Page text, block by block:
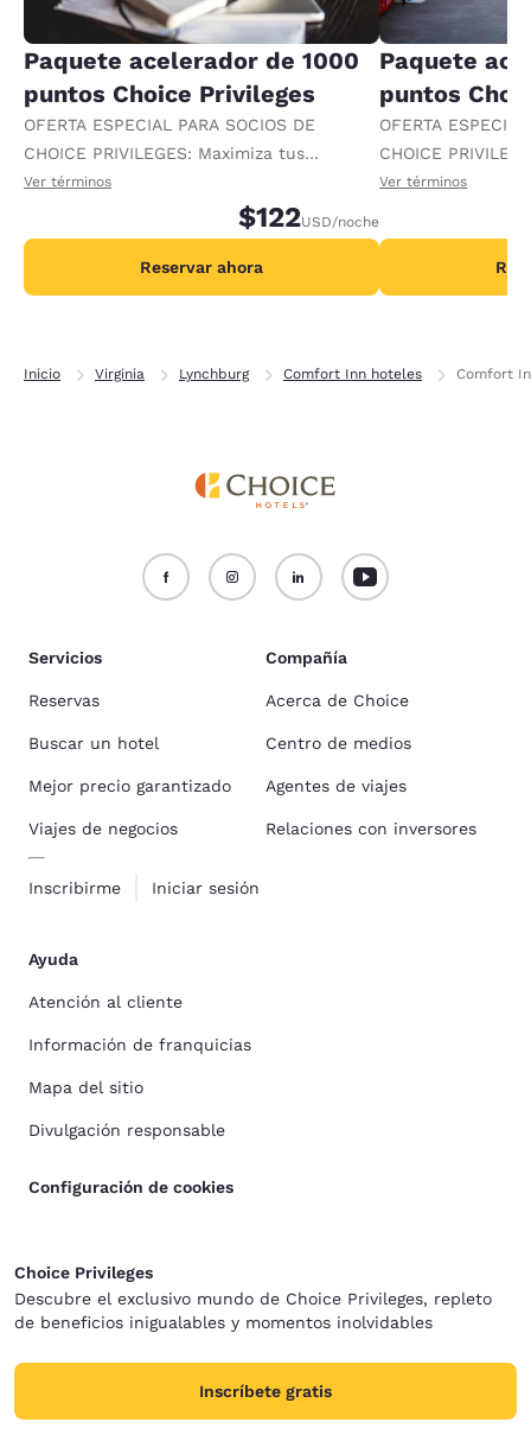
Paquete acelerador de 1000
puntos Choice Privileges
OFERTA ESPECIAL PARA SOCIOS DE
CHOICE PRIVILEGES: Maximiza tus
recompensas al recibir 1000 puntos
Ver términos
$122USD/noche
Reservar ahora
Paquete
puntos
OFERTA
CHOICE
recompensas al
Ver términos
Inicio Virginia Lynchburg Comfort Inn hoteles Comfort
Servicios
Reservas
Buscar un hotel
Mejor precio garantizado
Viajes de negocios
Inscribirme Iniciar sesión
Compañía
Acerca de Choice
Centro de medios
Agentes de viajes
Relaciones con inversores
Ayuda
Atención al cliente
Información de franquicias
Mapa del sitio
Divulgación responsable
Configuración de cookies
Choice Privileges
Descubre el exclusivo mundo de Choice Privileges, repleto
de beneficios inigualables y momentos inolvidables
Inscríbete gratis